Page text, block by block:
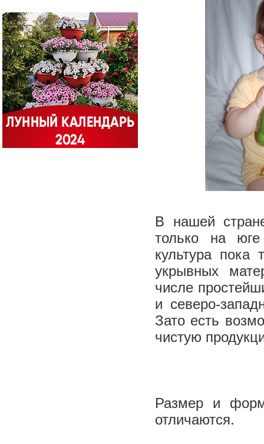
В нашей
только на
культура
укрывных
числе
и северо-
Зато есть
чистую
Размер и
отличаются.